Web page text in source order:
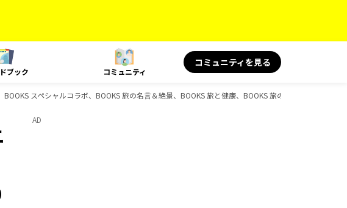
ブック コミュニティ
コミュニティを見る
スペシャルコラボ、BOOKS 旅の名言＆絶景、BOOKS 旅と健康、BOOKS 旅の読み物、BOOKS
AD